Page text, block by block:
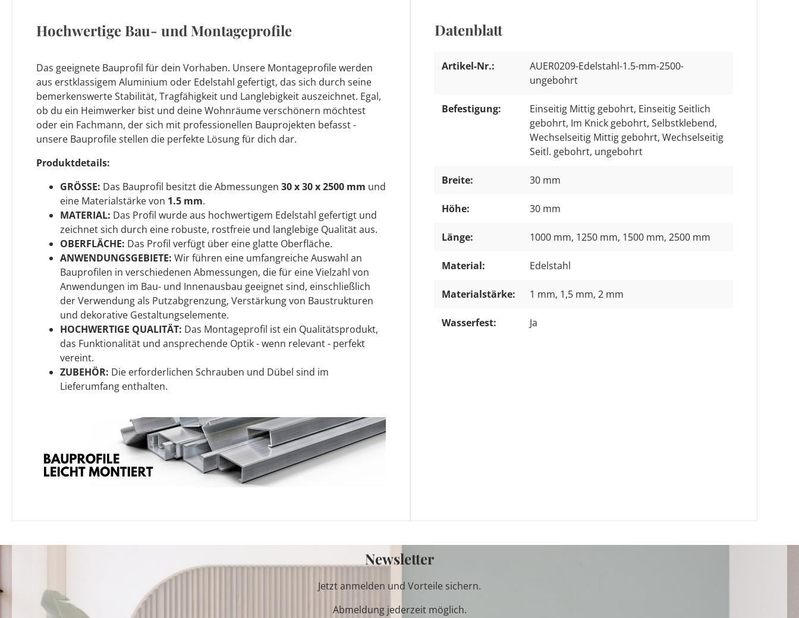
Hochwertige Bau- und Montageprofile
Das geeignete Bauprofil für dein Vorhaben. Unsere Montageprofile werden
aus erstklassigem Aluminium oder Edelstahl gefertigt, das sich durch seine
bemerkenswerte Stabilität, Tragfähigkeit und Langlebigkeit auszeichnet. Egal,
ob du ein Heimwerker bist und deine Wohnräume verschönern möchtest
oder ein Fachmann, der sich mit professionellen Bauprojekten befasst -
unsere Bauprofile stellen die perfekte Lösung für dich dar.
Produktdetails:
GRÖSSE: Das Bauprofil besitzt die Abmessungen 30 x 30 x 2500 mm und
eine Materialstärke von 1.5 mm.
MATERIAL: Das Profil wurde aus hochwertigem Edelstahl gefertigt und
zeichnet sich durch eine robuste, rostfreie und langlebige Qualität aus.
OBERFLÄCHE: Das Profil verfügt über eine glatte Oberfläche.
ANWENDUNGSGEBIETE: Wir führen eine umfangreiche Auswahl an
Bauprofilen in verschiedenen Abmessungen, die für eine Vielzahl von
Anwendungen im Bau- und Innenausbau geeignet sind, einschließlich
der Verwendung als Putzabgrenzung, Verstärkung von Baustrukturen
und dekorative Gestaltungselemente.
HOCHWERTIGE QUALITÄT: Das Montageprofil ist ein Qualitätsprodukt,
das Funktionalität und ansprechende Optik - wenn relevant - perfekt
vereint.
ZUBEHÖR: Die erforderlichen Schrauben und Dübel sind im
Lieferumfang enthalten.
Datenblatt
Artikel-Nr.:
AUER0209-Edelstahl-1.5-mm-2500-
ungebohrt
Befestigung: Einseitig Mittig gebohrt, Einseitig Seitlich
gebohrt, Im Knick gebohrt, Selbstklebend,
Wechselseitig Mittig gebohrt, Wechselseitig
Seitl. gebohrt, ungebohrt
Breite: 30 mm
Höhe: 30 mm
Länge: 1000 mm, 1250 mm, 1500 mm, 2500 mm
Material: Edelstahl
Materialstärke: 1 mm, 1,5 mm, 2 mm
Wasserfest: Ja
Newsletter
Jetzt anmelden und Vorteile sichern.
Abmeldung jederzeit möglich.